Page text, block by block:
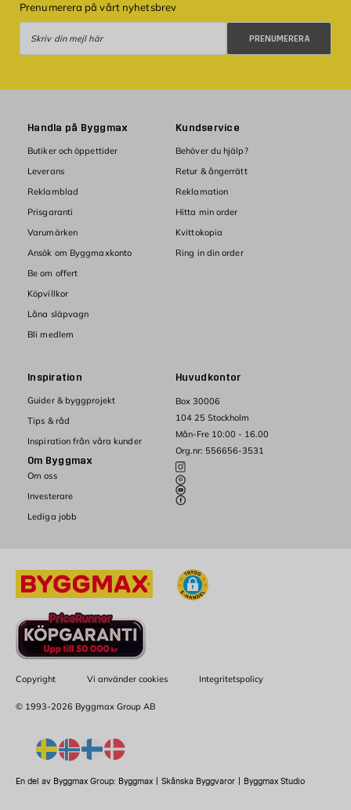
Prenumerera på vårt nyhetsbrev
PRENUMERERA
Huvudkontor
Box 30006
104 25 Stockholm
Mån-Fre 10:00 - 16.00
Org.nr: 556656-3531
Handla på Byggmax
Butiker och öppettider
Leverans
Reklamblad
Prisgaranti
Varumärken
Ansök om Byggmaxkonto
Be om offert
Köpvillkor
Låna släpvagn
Bli medlem
Kundservice
Behöver du hjälp?
Retur & ångerrätt
Reklamation
Hitta min order
Kvittokopia
Ring in din order
Inspiration
Guider & byggprojekt
Tips & råd
Inspiration från våra kunder
Om Byggmax
Om oss
Investerare
Lediga jobb
Copyright Vi använder cookies Integritetspolicy
© 1993-2026 Byggmax Group AB
En del av Byggmax Group: Byggmax Skånska Byggvaror Byggmax Studio